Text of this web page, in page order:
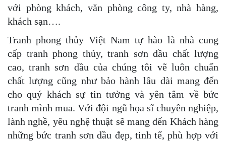
với phòng khách, văn phòng công ty, nhà hàng,
khách sạn….
Tranh phong thủy Việt Nam tự hào là nhà cung
cấp tranh phong thủy, tranh sơn dầu chất lượng
cao, tranh sơn dầu của chúng tôi vẽ luôn chuẩn
chất lượng cũng như bảo hành lâu dài mang đến
cho quý khách sự tin tưởng và yên tâm về bức
tranh mình mua. Với đội ngũ họa sĩ chuyên nghiệp,
lành nghề, yêu nghệ thuật sẽ mang đến Khách hàng
những bức tranh sơn dầu đẹp, tinh tế, phù hợp với